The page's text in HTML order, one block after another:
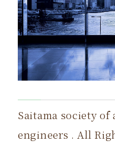
Saitama society
engineers . All